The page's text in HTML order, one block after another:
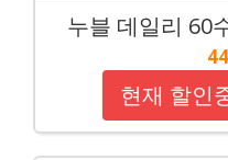
누블 데일리 60
현재 할인